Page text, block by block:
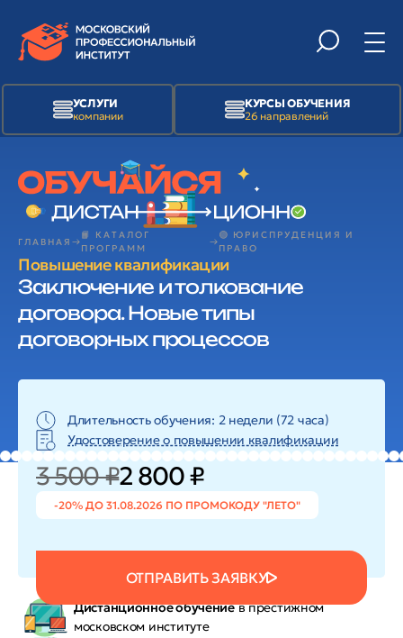
УСЛУГИ
компании
КУРСЫ ОБУЧЕНИЯ
26 направлений
ГЛАВНАЯ
📙 КАТАЛОГ
ПРОГРАММ
🟢 ЮРИСПРУДЕНЦИЯ И
ПРАВО
Повышение квалификации
Заключение и толкование
договора. Новые типы
договорных процессов
Длительность обучения: 2 недели (72 часа)
Удостоверение о повышении квалификации
3 500 ₽2 800 ₽
-20% ДО 31.08.2026 ПО ПРОМОКОДУ "ЛЕТО"
ОТПРАВИТЬ ЗАЯВКУ
Дистанционное обучениев престижном
московском институте